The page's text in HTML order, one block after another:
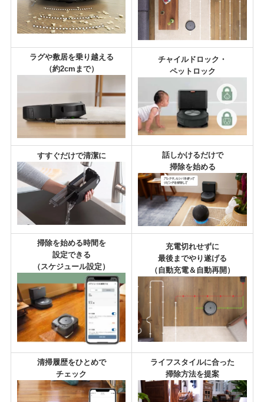
ラグや敷居を乗り越える
（約2cmまで）
チャイルドロック・
ペットロック
すすぐだけで清潔に
話しかけるだけで
掃除を始める
掃除を始める時間を
設定できる
（スケジュール設定）
充電切れせずに
最後までやり遂げる
（自動充電＆自動再開）
清掃履歴をひとめで
チェック
ライフスタイルに合った
掃除方法を提案